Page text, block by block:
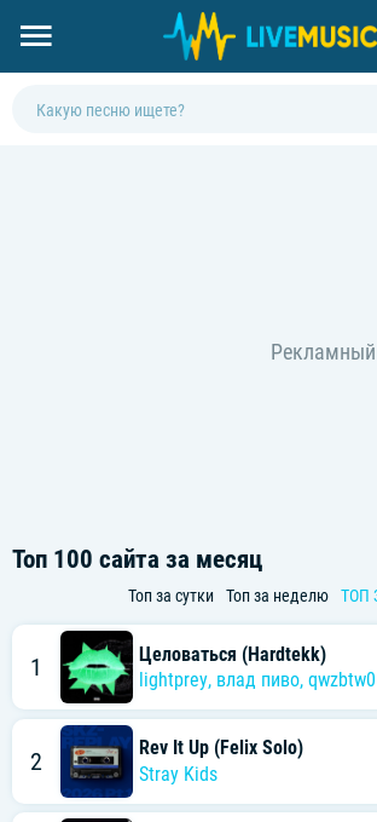
Топ 100 сайта за месяц
Топ за сутки Топ за неделю ТОП
1
Целоваться (Hardtekk)
lightprey, влад пиво, qwzbtw0
2
Rev It Up (Felix Solo)
Stray Kids